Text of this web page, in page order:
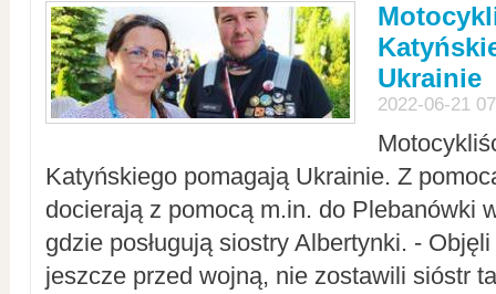
Ukrainie
2022-06-21
Katyńskiego pomagają Ukrainie. Z
docierają z pomocą m.in. do Plebanówki
gdzie posługują siostry Albertynki. -
jeszcze przed wojną, nie zostawili sióstr